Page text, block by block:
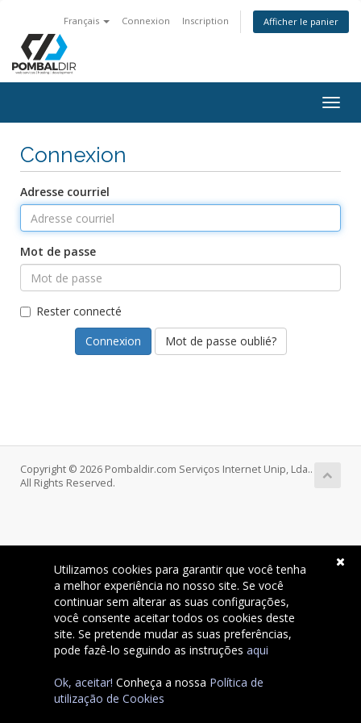
Français Connexion Inscription Afficher le panier
Connexion
Adresse courriel
Mot de passe
Rester connecté
Mot de passe oublié?
Copyright © 2026 Pombaldir.com Serviços Internet Unip, Lda..
All Rights Reserved.
Utilizamos cookies para garantir que você tenha
a melhor experiência no nosso site. Se você
continuar sem alterar as suas configurações,
você consente aceitar todos os cookies deste
site. Se pretende mudar as suas preferências,
pode fazê-lo seguindo as instruçõesaqui
Ok, aceitar! Conheça a nossa Política de
utilização de Cookies